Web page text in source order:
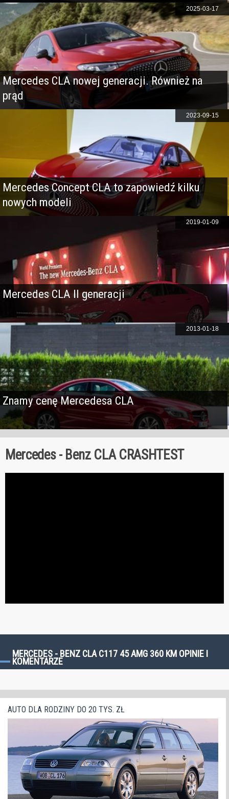
Mercedes CLA nowej generacji. Również na
prąd
2025-03-17
Mercedes Concept CLA to zapowiedź kilku
nowych modeli
2023-09-15
Mercedes CLA II generacji
2019-01-09
Znamy cenę Mercedesa CLA
2013-01-18
Mercedes - Benz CLA CRASHTEST
MERCEDES - BENZ CLA C117 45 AMG 360 KM OPINIE I
KOMENTARZE
AUTO DLA RODZINY DO 20 TYS. ZŁ